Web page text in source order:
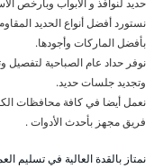
حديد لنوافذ و الابواب وبأرخص
نستورد أفضل أنواع الحديد
بأفضل الماركات وأجودها.
نوفر حداد عام الصباحية لتفصيل
وتجديد جلسات حديد.
فريق مجهز بأحدث الأدوات .
نمتاز بالقدة العالية في تسليم